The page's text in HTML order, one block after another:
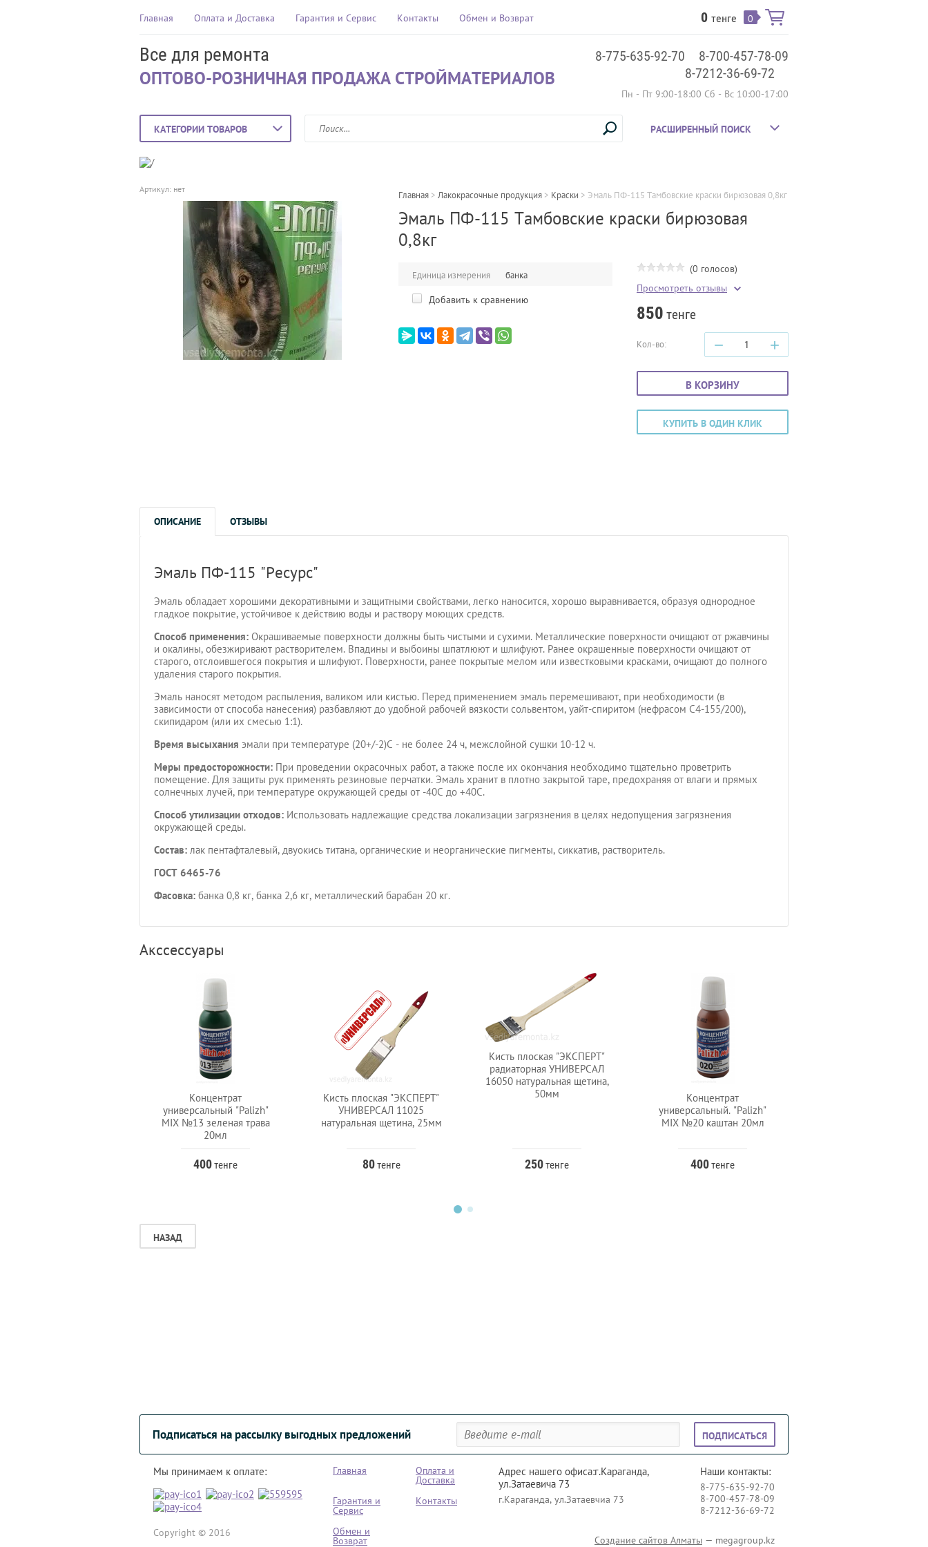
Главная Оплата и Доставка Гарантия и Сервис Контакты Обмен и Возврат 0 тенге 0
Все для ремонта
ОПТОВО-РОЗНИЧНАЯ ПРОДАЖА СТРОЙМАТЕРИАЛОВ
8-775-635-92-70
8-700-457-78-09
8-7212-36-69-72
Пн - Пт 9:00-18:00 Сб - Вс 10:00-17:00
КАТЕГОРИИ ТОВАРОВ РАСШИРЕННЫЙ ПОИСК
Главная > Лакокрасочные продукция > Краски > Эмаль ПФ-115 Тамбовские краски бирюзовая 0,8кг
Эмаль ПФ-115 Тамбовские краски бирюзовая
0,8кг
Артикул: нет
Единица измерения банка
Добавить к сравнению
(0 голосов)
Просмотреть отзывы
850 тенге
Кол-во: − +
В КОРЗИНУ
КУПИТЬ В ОДИН КЛИК
ОПИСАНИЕ ОТЗЫВЫ
Эмаль ПФ-115 "Ресурс"
Эмаль обладает хорошими декоративными и защитными свойствами, легко наносится, хорошо выравнивается, образуя однородное
гладкое покрытие, устойчивое к действию воды и раствору моющих средств.
Способ применения: Окрашиваемые поверхности должны быть чистыми и сухими. Металлические поверхности очищают от ржавчины
и окалины, обезжиривают растворителем. Впадины и выбоины шпатлюют и шлифуют. Ранее окрашенные поверхности очищают от
старого, отслоившегося покрытия и шлифуют. Поверхности, ранее покрытые мелом или известковыми красками, очищают до полного
удаления старого покрытия.
Эмаль наносят методом распыления, валиком или кистью. Перед применением эмаль перемешивают, при необходимости (в
зависимости от способа нанесения) разбавляют до удобной рабочей вязкости сольвентом, уайт-спиритом (нефрасом С4-155/200),
скипидаром (или их смесью 1:1).
Время высыхания эмали при температуре (20+/-2)С - не более 24 ч, межслойной сушки 10-12 ч.
Меры предосторожности: При проведении окрасочных работ, а также после их окончания необходимо тщательно проветрить
помещение. Для защиты рук применять резиновые перчатки. Эмаль хранит в плотно закрытой таре, предохраняя от влаги и прямых
солнечных лучей, при температуре окружающей среды от -40С до +40С.
Способ утилизации отходов: Использовать надлежащие средства локализации загрязнения в целях недопущения загрязнения
окружающей среды.
Состав: лак пентафталевый, двуокись титана, органические и неорганические пигменты, сиккатив, растворитель.
ГОСТ 6465-76
Фасовка: банка 0,8 кг, банка 2,6 кг, металлический барабан 20 кг.
Акссессуары
Концентрат
универсальный "Palizh"
MIX №13 зеленая трава
20мл
400тенге
Кисть плоская "ЭКСПЕРТ"
УНИВЕРСАЛ 11025
натуральная щетина, 25мм
80тенге
Кисть плоская "ЭКСПЕРТ"
радиаторная УНИВЕРСАЛ
16050 натуральная щетина,
50мм
250тенге
Концентрат
универсальный. "Palizh"
MIX №20 каштан 20мл
400тенге
НАЗАД
Подписаться на рассылку выгодных предложений ПОДПИСАТЬСЯ
Мы принимаем к оплате:
Copyright © 2016
Главная Оплата и
Доставка
Гарантия и
Сервис
Контакты
Обмен и
Возврат
Адрес нашего офиса:г.Караганда,
ул.Затаевича 73
г.Караганда, ул.Затаевчиа 73
Наши контакты:
8-775-635-92-70
8-700-457-78-09
8-7212-36-69-72
Создание сайтов Алматы — megagroup.kz